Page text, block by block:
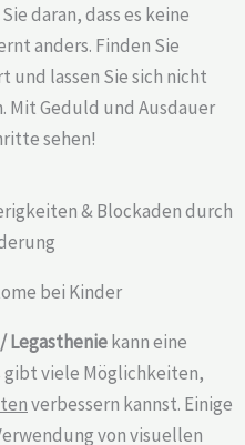
daran, dass es keine
anders. Finden Sie
und lassen Sie sich nicht
Mit Geduld und Ausdauer
sehen!
bei Kinder
Legastheniekann eine
gibt viele Möglichkeiten,
verbessern kannst. Einige
von visuellen